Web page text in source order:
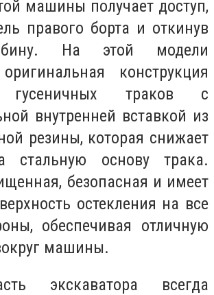
машины получает доступ,
правого борта и откинув
На этой модели
конструкция
гусеничных траков с
внутренней вставкой из
резины, которая снижает
стальную основу трака.
безопасная и имеет
остекления на все
обеспечивая отличную
машины.
экскаватора всегда